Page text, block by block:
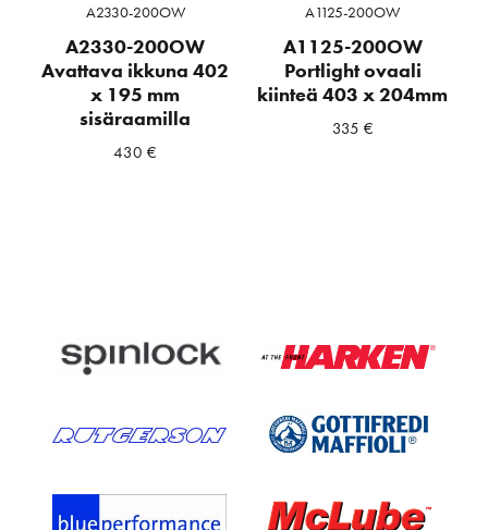
A2330-200OW
A2330-200OW
Avattava ikkuna 402
x 195 mm
sisäraamilla
430€
A1125-200OW
A1125-200OW
Portlight ovaali
kiinteä 403 x 204mm
335 €